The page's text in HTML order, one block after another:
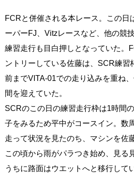
FCRと併催される本レース。この日
ーパーFJ、Vitzレースなど、他の競
練習走行も目白押しとなっていた。
ントリーしている佐藤は、SCR練習
前までVITA-01での走り込みを重ね
間を迎えていた。
SCRのこの日の練習走行枠は1時間
子をみるため平中がコースイン。数
走って状況を見たのち、マシンを佐
この頃から雨がパラつき始め、見る
うちに路面はウエットへと移行して